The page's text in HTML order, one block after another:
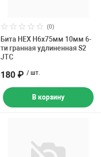
(0)
Бита HEX H6х75мм 10мм 6-
ти гранная удлиненная S2
JTC
180 ₽ / шт.
В корзину